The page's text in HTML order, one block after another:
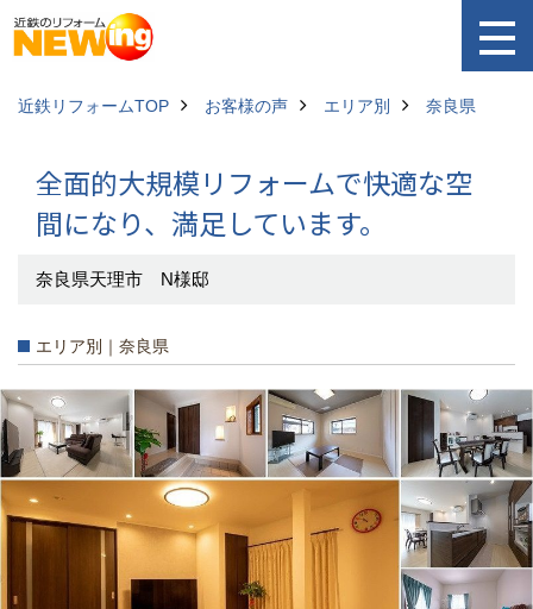
近鉄リフォームTOP お客様の声 エリア別 奈良県
全面的大規模リフォームで快適な空
間になり、満足しています。
奈良県天理市 N様邸
エリア別｜奈良県